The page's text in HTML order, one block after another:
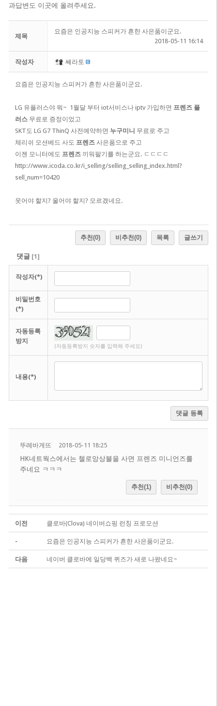
과답변도 이곳에 올려주세요.
제목
요즘은 인공지능 스피커가 흔한 사은품이군요.
2018-05-11 16:14
작성자 쎄라토
​요즘은 인공지능 스피커가 흔한 사은품이군요.
LG 유플러스야 뭐~ 1월달 부터 iot서비스나 iptv 가입하면 프렌즈 플
러스무료로 증정이었고
SKT도 LG G7 ThinQ 사전예약하면 누구미니 무료로 주고
체리쉬 모션베드 사도 프렌즈사은품으로 주고
이젠 모니터에도 프렌즈 끼워팔기를 하는군요. ㄷㄷㄷㄷ
http://www.icoda.co.kr/i_selling/selling_selling_index.html?
sell_num=10420
웃어야 할지? 울어야 할지? 모르겠네요.
추천(0) 비추천(0) 목록 글쓰기
댓글[1]
작성자(*)
비밀번호
(*)
자동등록
방지
(자동등록방지 숫자를 입력해 주세요)
내용(*)
댓글 등록
뚜레바게뜨 2018-05-11 18:25
HK네트웍스에서는 첼로앙상블을 사면 프렌즈 미니언즈를
주네요 ㅋㅋㅋ
추천(1) 비추천(0)
이전 클로바(Clova) 네이버쇼핑 런칭 프로모션
- 요즘은 인공지능 스피커가 흔한 사은품이군요.
다음 네이버 클로바에 일당백 퀴즈가 새로 나왔네요~